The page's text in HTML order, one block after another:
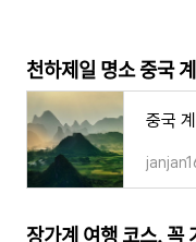
천하제일 명소 중국
장가계 여행 코스, 꼭